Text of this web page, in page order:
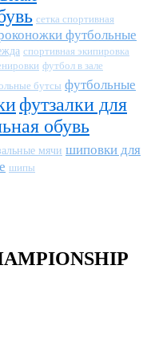
сетка спортивная
футбольные
спортивная экипировка
футбол в зале
бутсы футбольные
футзалки для
обувь
мячи шиповки для
шипы